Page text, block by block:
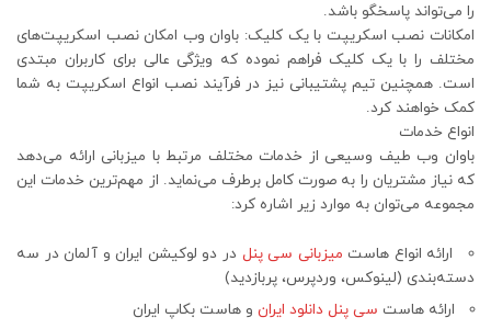
را می‌تواند پاسخگو باشد.
امکانات نصب اسکریپت با یک کلیک: باوان وب امکان نصب اسکریپت‌های
مختلف را با یک کلیک فراهم نموده که ویژگی عالی برای کاربران مبتدی
است. همچنین تیم پشتیبانی نیز در فرآیند نصب انواع اسکریپت به شما
کمک خواهند کرد.
انواع خدمات
باوان وب طیف وسیعی از خدمات مختلف مرتبط با میزبانی ارائه می‌دهد
که نیاز مشتریان را به صورت کامل برطرف می‌نماید. از مهم‌ترین خدمات این
مجموعه می‌توان به موارد زیر اشاره کرد:
ارائه انواع هاست میزبانی سی پنل در دو لوکیشن ایران و آلمان در سه
دسته‌بندی (لینوکس، وردپرس، پربازدید)
ارائه هاست سی پنل دانلود ایران و هاست بکاپ ایران